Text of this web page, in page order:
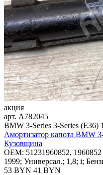
акция
арт. A782045
BMW 3-Series 3-Series (E36)
Амортизатор капота BMW
Кузовщина
OEM: 51231960852, 1960852
1999; Универсал.; 1,8; i;
53 BYN 41 BYN